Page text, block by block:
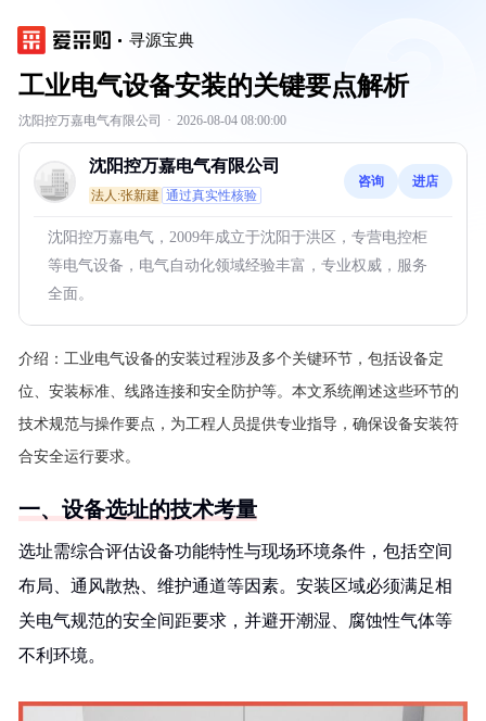
寻源宝典
工业电气设备安装的关键要点解析
沈阳控万嘉电气有限公司 · 2026-08-04 08:00:00
沈阳控万嘉电气有限公司
法人:张新建 通过真实性核验
咨询 进店
沈阳控万嘉电气，2009年成立于沈阳于洪区，专营电控柜
等电气设备，电气自动化领域经验丰富，专业权威，服务
全面。
介绍： 工业电气设备的安装过程涉及多个关键环节，包括设备定
位、安装标准、线路连接和安全防护等。本文系统阐述这些环节的
技术规范与操作要点，为工程人员提供专业指导，确保设备安装符
合安全运行要求。
一、设备选址的技术考量
选址需综合评估设备功能特性与现场环境条件，包括空间
布局、通风散热、维护通道等因素。安装区域必须满足相
关电气规范的安全间距要求，并避开潮湿、腐蚀性气体等
不利环境。